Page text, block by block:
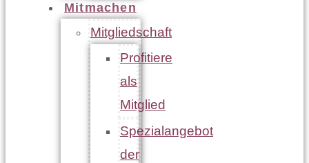
Mitmachen
Mitgliedschaft
Profitiere
als
Mitglied
Spezialangebot
der